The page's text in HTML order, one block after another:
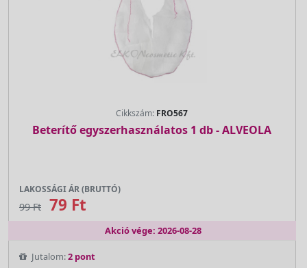
Cikkszám: FRO567
Beterítő egyszerhasználatos 1 db - ALVEOLA
LAKOSSÁGI ÁR (BRUTTÓ)
99 Ft 79 Ft
Akció vége: 2026-08-28
Jutalom:2 pont